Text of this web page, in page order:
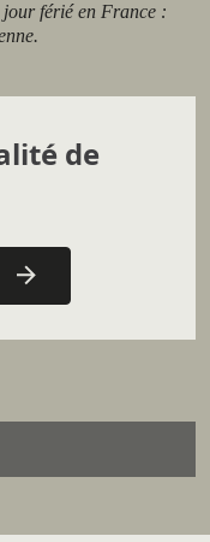
férié en France :
de